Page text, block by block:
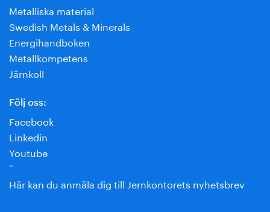
Metalliska material
Swedish Metals & Minerals
Energihandboken
Metallkompetens
Järnkoll
Följ oss:
Facebook
Linkedin
Youtube
¨
Här kan du anmäla dig till Jernkontorets nyhetsbrev